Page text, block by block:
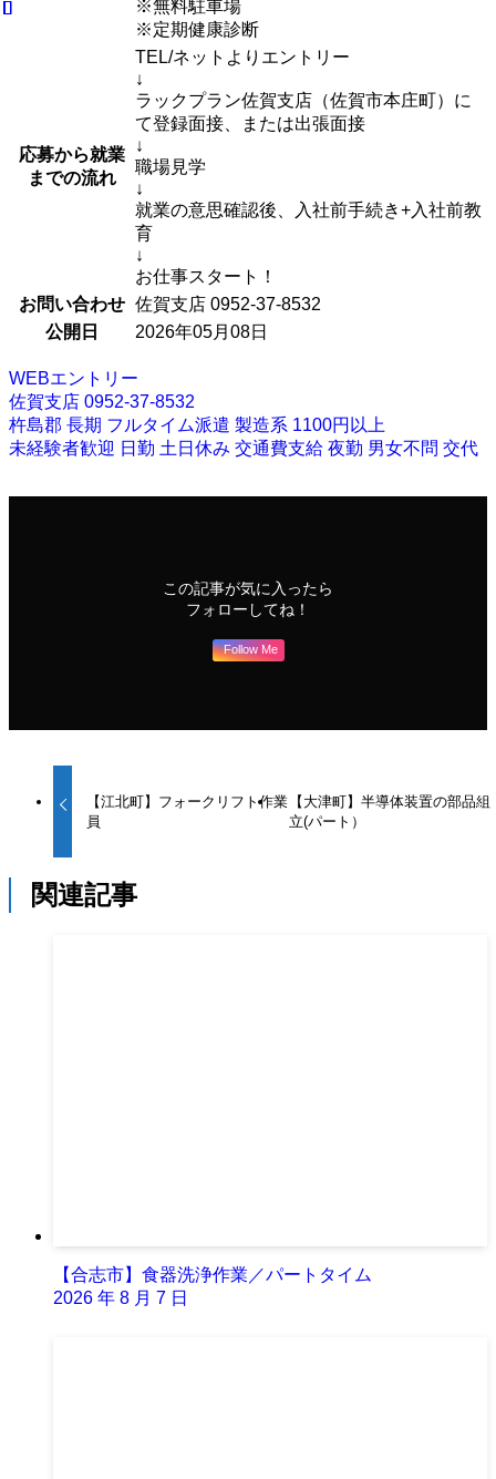
※無料駐車場
※定期健康診断
応募から就業
までの流れ
TEL/ネットよりエントリー
↓
ラックプラン佐賀支店（佐賀市本庄町）に
て登録面接、または出張面接
↓
職場見学
↓
就業の意思確認後、入社前手続き+入社前教
育
↓
お仕事スタート！
お問い合わせ 佐賀支店 0952-37-8532
公開日
2026年05月08日
WEBエントリー
佐賀支店 0952-37-8532
杵島郡 長期 フルタイム派遣 製造系 1100円以上
未経験者歓迎 日勤 土日休み 交通費支給 夜勤 男女不問 交代
この記事が気に入ったら
フォローしてね！
Follow Me
【江北町】フォークリフト作業
員
【大津町】半導体装置の部品組
立(パート）
関連記事
【合志市】食器洗浄作業／パートタイム
2026 年 8 月 7 日